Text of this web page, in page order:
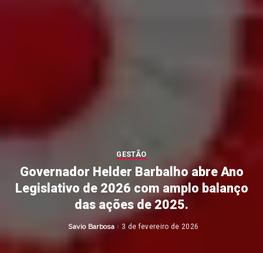
GESTÃO
Governador Helder Barbalho abre Ano
Legislativo de 2026 com amplo balanço
das ações de 2025.
Posted
Savio Barbosa 3 de fevereiro de 2026